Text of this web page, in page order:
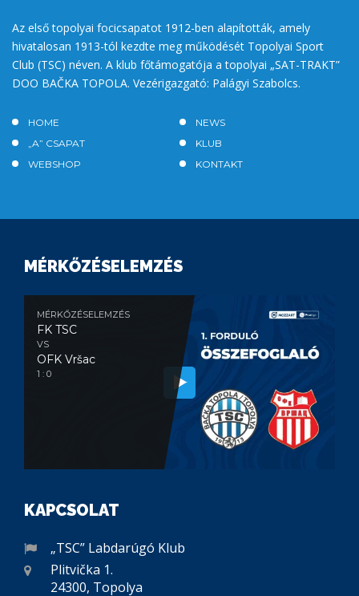
Az első topolyai focicsapatot 1912-ben alapították, amely
hivatalosan 1913-tól kezdte meg működését Topolyai Sport
Club (TSC) néven. A klub főtámogatója a topolyai „SAT-TRAKT”
DOO BAČKA TOPOLA. Vezérigazgató: Palágyi Szabolcs.
HOME
NEWS
„A” CSAPAT
KLUB
WEBSHOP
KONTAKT
MÉRKŐZÉSELEMZÉS
MÉRKŐZÉSELEMZÉS
FK TSC
VS
OFK Vršac
1 : 0
KAPCSOLAT
„TSC” Labdarúgó Klub
Plitvička 1.
24300, Topolya